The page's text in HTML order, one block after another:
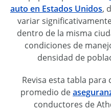
auto en Estados Unidos,
variar
dentro de la misma
condiciones de
densidad de
Revisa esta tabla
promedio de
conductores de